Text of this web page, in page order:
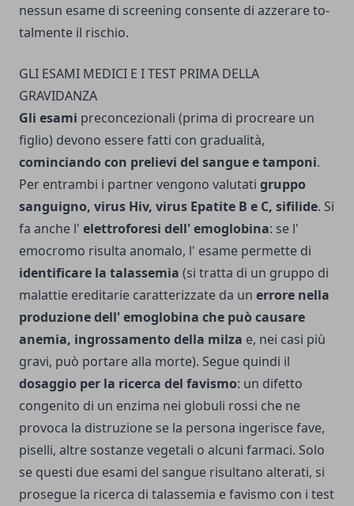
nessun esame di screening consente di azzerare to­
talmente il rischio.
GLI ESAMI MEDICI E I TEST PRIMA DELLA
GRAVIDANZA
Gli esami preconcezionali (prima di procreare un
figlio) devono essere fatti con gradualità,
cominciando con prelievi del sangue e tamponi.
Per entrambi i part­ner vengono valutati gruppo
sanguigno, virus Hiv, virus Epatite B e C, sifilide. Si
fa anche l' elettroforesi dell' emoglobina: se l'
emocromo risulta anomalo, l' esame permette di
identificare la talassemia (si tratta di un gruppo di
malattie ereditarie caratterizzate da un errore nella
produzione dell' emoglobina che può causare
anemia, ingrossamento della milza e, nei casi più
gravi, può portare alla morte). Segue quindi il
dosaggio per la ri­cerca del favismo: un difetto
congenito di un enzima nei globuli rossi che ne
provoca la distruzione se la persona ingerisce fave,
piselli, altre sostanze vegetali o alcuni farmaci. Solo
se questi due esami del sangue risultano alterati, si
prosegue la ricerca di talassemia e favismo con i test